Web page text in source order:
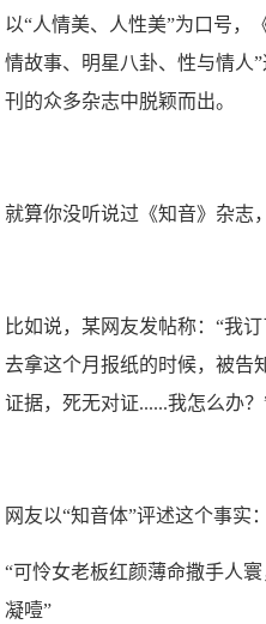
以“人情美、人性美”为口号，
情故事、明星八卦、性与情人
刊的众多杂志中脱颖而出。
就算你没听说过《知音》杂志
比如说，某网友发帖称：“我
去拿这个月报纸的时候，被告
证据，死无对证......我怎么办？
网友以“知音体”评述这个事实：
“可怜女老板红颜薄命撒手人
凝噎”